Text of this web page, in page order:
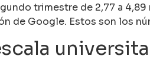
trimestre de 2,77 a
de Google. Estos son los